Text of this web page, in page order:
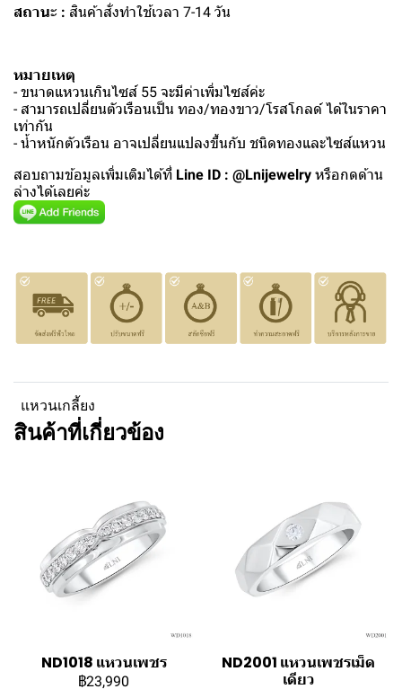
สถานะ : สินค้าสั่งทำใช้เวลา 7-14 วัน
หมายเหตุ
- ขนาดแหวนเกินไซส์ 55 จะมีค่าเพิ่มไซส์ค่ะ
- สามารถเปลี่ยนตัวเรือนเป็น ทอง/ทองขาว/โรสโกลด์ ได้ในราคา
เท่ากัน
- น้ำหนักตัวเรือน อาจเปลี่ยนแปลงขึ้นกับ ชนิดทองและไซส์แหวน
สอบถามข้อมูลเพิ่มเติมได้ที่ Line ID : @Lnijewelry หรือกดด้าน
ล่างได้เลยค่ะ
แหวนเกลี้ยง
สินค้าที่เกี่ยวข้อง
ND1018 แหวนเพชร
฿23,990
ND2001 แหวนเพชรเม็ด
เดียว